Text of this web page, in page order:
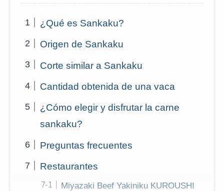
¿Qué es Sankaku?
Origen de Sankaku
Corte similar a Sankaku
Cantidad obtenida de una vaca
¿Cómo elegir y disfrutar la carne
sankaku?
Preguntas frecuentes
Restaurantes
Miyazaki Beef Yakiniku KUROUSHI